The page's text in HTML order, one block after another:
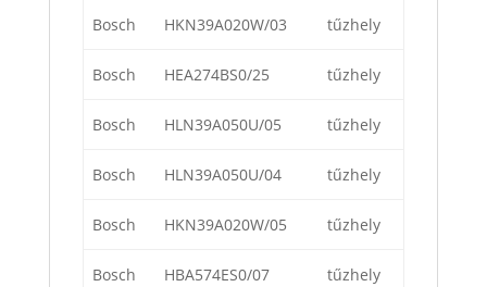
Bosch HKN39A020W/03 tűzhely
Bosch HEA274BS0/25 tűzhely
Bosch HLN39A050U/05 tűzhely
Bosch HLN39A050U/04 tűzhely
Bosch HKN39A020W/05 tűzhely
Bosch HBA574ES0/07 tűzhely